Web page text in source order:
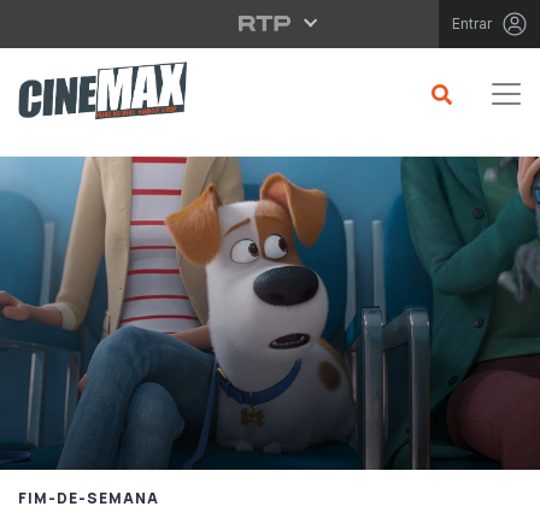
Saltar para o conteúdo principal Entrar
FIM-DE-SEMANA